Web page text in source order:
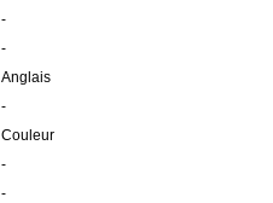
-
-
Anglais
-
Couleur
-
-